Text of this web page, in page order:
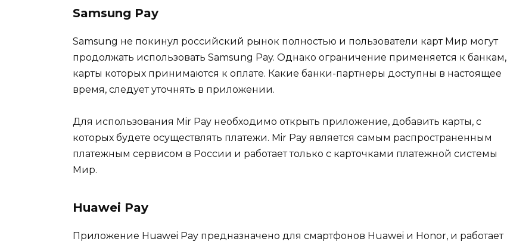
Samsung Pay
Samsung не покинул российский рынок полностью и пользователи карт Мир могут
продолжать использовать Samsung Pay. Однако ограничение применяется к банкам,
карты которых принимаются к оплате. Какие банки-партнеры доступны в настоящее
время, следует уточнять в приложении.
Для использования Mir Pay необходимо открыть приложение, добавить карты, с
которых будете осуществлять платежи. Mir Pay является самым распространенным
платежным сервисом в России и работает только с карточками платежной системы
Мир.
Huawei Pay
Приложение Huawei Pay предназначено для смартфонов Huawei и Honor, и работает